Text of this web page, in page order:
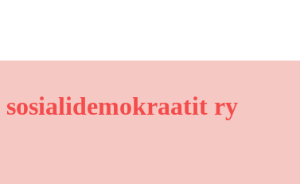
sosialidemokraatit ry